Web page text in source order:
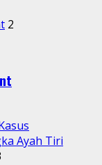
2
Ayah Tiri